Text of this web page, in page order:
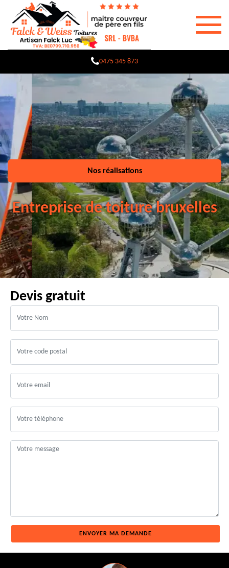
0475 345 873
Nos réalisations
Entreprise de toiture bruxelles
Devis gratuit